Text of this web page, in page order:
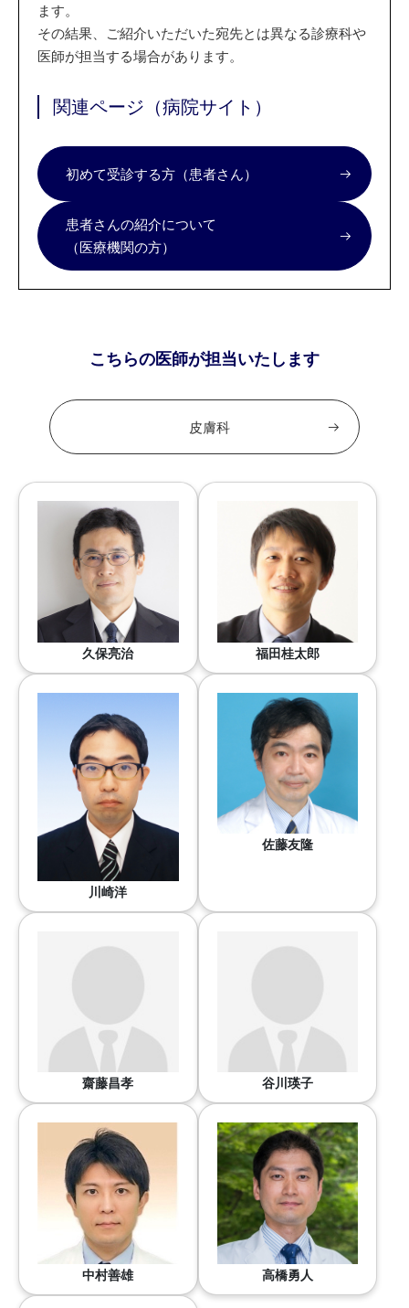
ます。
その結果、ご紹介いただいた宛先とは異なる診療科や
医師が担当する場合があります。
関連ページ（病院サイト）
初めて受診する方（患者さん）
患者さんの紹介について
（医療機関の方）
こちらの医師が担当いたします
皮膚科
久保亮治 福田桂太郎
川崎洋
佐藤友隆
齋藤昌孝 谷川瑛子
中村善雄 高橋勇人